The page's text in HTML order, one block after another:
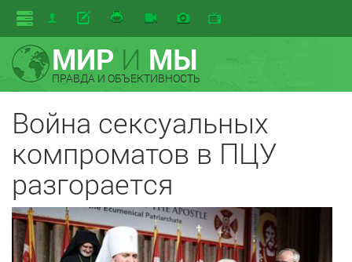
МИРИ МЫ
ПРАВДА И ОБЪЕКТИВНОСТЬ
Война сексуальных
компроматов в ПЦУ
разгорается